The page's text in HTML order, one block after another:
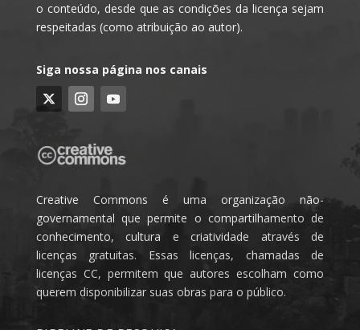
o conteúdo, desde que as condições da licença sejam
respeitadas (como atribuição ao autor).
Siga nossa página nos canais
Creative Commons é uma organização não-
governamental que permite o compartilhamento de
conhecimento, cultura e criatividade através de
licenças gratuitas. Essas licenças, chamadas de
licenças CC, permitem que autores escolham como
querem disponibilizar suas obras para o público.